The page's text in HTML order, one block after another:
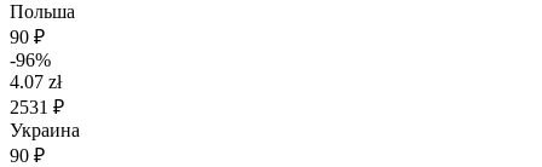
Польша
90 ₽
-96%
4.07 zł
2531 ₽
Украина
90 ₽